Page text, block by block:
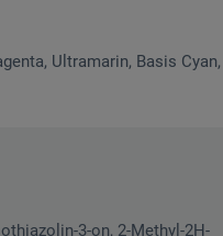
Ultramarin, Basis Cyan,
3-on, 2-Methyl-2H-